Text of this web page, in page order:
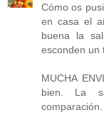
Cómo os
en casa el
buena la
esconden un
MUCHA
bien. La
comparación.